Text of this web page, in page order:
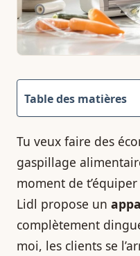
Table des matières
Tu veux faire des
gaspillage
moment de
Lidl propose un
complètement
moi, les clients se